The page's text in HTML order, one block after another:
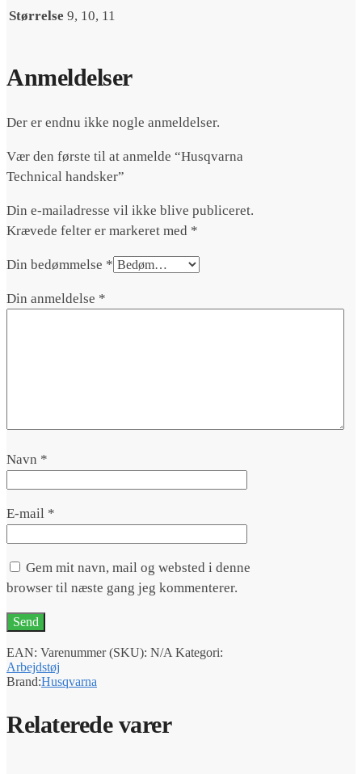
Størrelse 9, 10, 11
Anmeldelser
Der er endnu ikke nogle anmeldelser.
Vær den første til at anmelde “Husqvarna
Technical handsker”
Din e-mailadresse vil ikke blive publiceret.
Krævede felter er markeret med *
Din bedømmelse *
Din anmeldelse *
Navn *
E-mail *
Gem mit navn, mail og websted i denne
browser til næste gang jeg kommenterer.
EAN: Varenummer (SKU): N/A Kategori:
Arbejdstøj
Brand:Husqvarna
Relaterede varer